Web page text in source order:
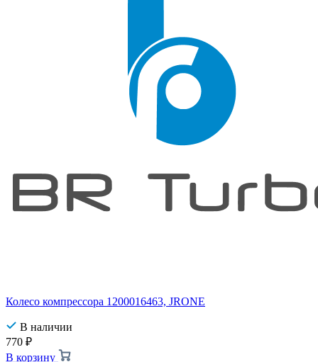
Колесо компрессора 1200016463, JRONE
В наличии
770 ₽
В корзину